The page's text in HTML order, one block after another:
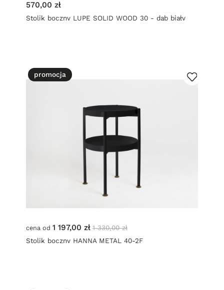
570,00 zł
Stolik boczny LUPE SOLID WOOD 30 - dąb biały
cena od 1 197,00 zł 1 330,00 zł
Stolik boczny HANNA METAL 40-2F
promocja